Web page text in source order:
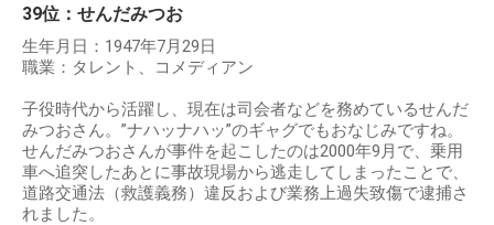
39位：せんだみつお
生年月日：1947年7月29日
職業：タレント、コメディアン
子役時代から活躍し、現在は司会者などを務めているせんだ
みつおさん。”ナハッナハッ”のギャグでもおなじみですね。
せんだみつおさんが事件を起こしたのは2000年9月で、乗用
車へ追突したあとに事故現場から逃走してしまったことで、
道路交通法（救護義務）違反および業務上過失致傷で逮捕さ
れました。